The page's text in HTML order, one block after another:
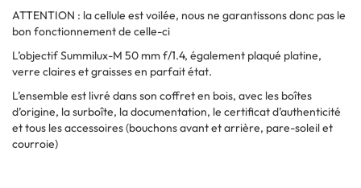
ATTENTION : la cellule est voilée, nous ne garantissons donc pas le
bon fonctionnement de celle-ci
L’objectif Summilux-M 50 mm f/1.4, également plaqué platine,
verre claires et graisses en parfait état.
L’ensemble est livré dans son coffret en bois, avec les boîtes
d’origine, la surboîte, la documentation, le certificat d’authenticité
et tous les accessoires (bouchons avant et arrière, pare-soleil et
courroie)